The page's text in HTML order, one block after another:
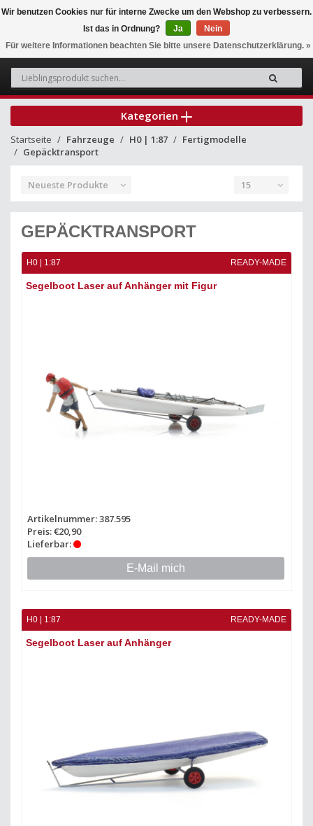
0
Kategorien
Startseite Fahrzeuge H0 | 1:87
Fertigmodelle
Gepäcktransport
Neueste Produkte 15
GEPÄCKTRANSPORT
H0 | 1:87 READY-MADE
Segelboot Laser auf Anhänger mit Figur
Artikelnummer: 387.595
Preis: €20,90
Lieferbar:
E-Mail mich
H0 | 1:87 READY-MADE
Segelboot Laser auf Anhänger
Wir benutzen Cookies nur für interne Zwecke um den Webshop zu verbessern.
Ist das in Ordnung?
Ja
Nein
Für weitere Informationen beachten Sie bitte unsere Datenschutzerklärung. »